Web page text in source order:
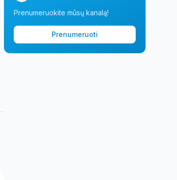
Prenumeruokite mūsų kanalą!
Prenumeruoti